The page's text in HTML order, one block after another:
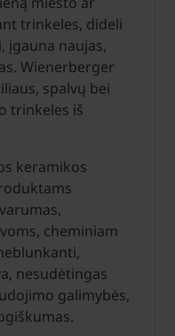
trinkeles, dideli
įgauna naujas,
Wienerberger
spalvų bei
trinkeles iš
keramikos
cheminiam
nesudėtingas
galimybės,